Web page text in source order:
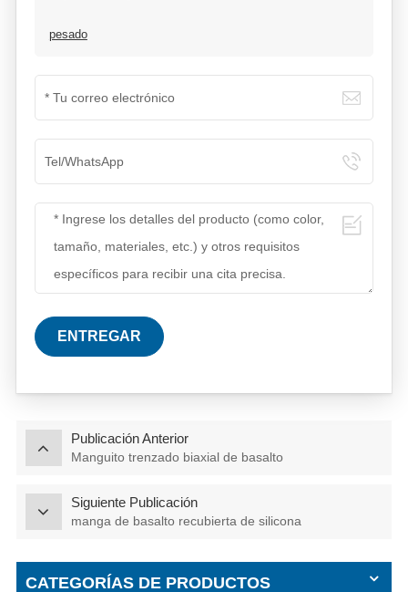
pesado
ENTREGAR
Publicación Anterior
Manguito trenzado biaxial de basalto
Siguiente Publicación
manga de basalto recubierta de silicona
CATEGORÍAS DE PRODUCTOS